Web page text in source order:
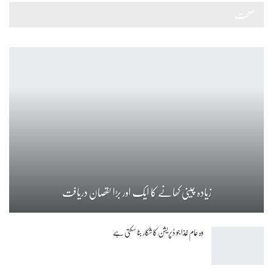
زیادہ چینی کھانے کا ایک اور بڑا نقصان دریافت
وہ عام غذا جو ڈپریشن کا شکار بنا سکتی ہے